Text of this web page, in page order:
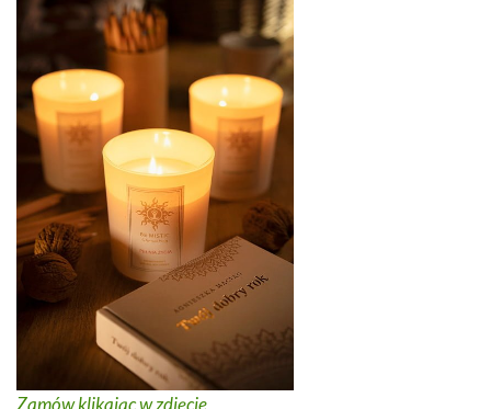
Zamów klikając w zdjęcie